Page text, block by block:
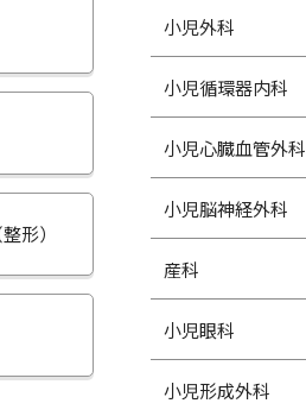
形）
小児外科
小児循環器内科
小児心臓血管外科
小児脳神経外科
産科
小児眼科
小児形成外科